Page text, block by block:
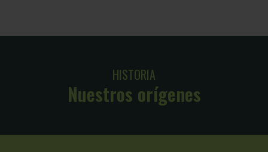
HISTORIA
Nuestros orígenes